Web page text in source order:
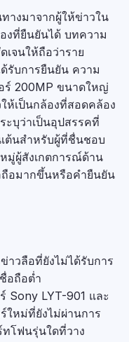
งมาจากผู้ให้ข่าวใน
งที่ยืนยันได้ บทความ
เจนให้ถือว่าราย
ด้รับการยืนยัน ความ
ร์ 200MP ขนาดใหญ่
ห้เป็นกล้องที่สอดคล้อง
ะบุว่าเป็นอุปสรรคที่
ต้นสำหรับผู้ที่ชื่นชอบ
มู่ผู้สังเกตการณ์ด้าน
ถือมากขึ้นหรือคำยืนยัน
าวลือที่ยังไม่ได้รับการ
อถือต่ำ
Sony LYT-901 และ
ใหม่ที่ยังไม่ผ่านการ
โฟนรุ่นใดที่วาง